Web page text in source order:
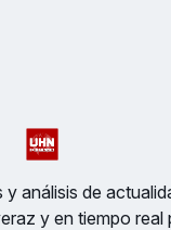
análisis de
y en tiempo real